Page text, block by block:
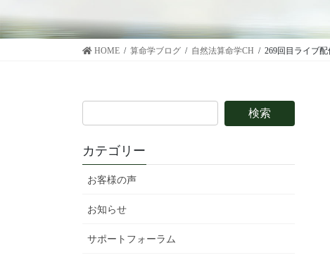
移
動
HOME 算命学ブログ 自然法算命学CH 269回目ライブ
カテゴリー
お客様の声
お知らせ
サポートフォーラム